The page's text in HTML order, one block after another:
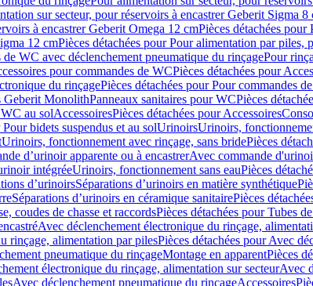
sur secteur, pour réservoirs à encastrer Geberit Sigma 8
à encastrer Geberit Omega 12 cmPièces détachées
12 cmPièces détachées pour Pour alimentation par
de WC avec déclenchement pneumatique du rinçagePour
pour commandes de WCPièces détachées pour
du rinçagePièces détachées pour Pour commandes
Geberit MonolithPanneaux sanitaires pour WCPièces
au solAccessoiresPièces détachées pour Accessoires
bidets suspendus et au solUrinoirsUrinoirs,
Urinoirs, fonctionnement avec rinçage, sans bridePièces
d’urinoir apparente ou à encastrerAvec commande
intégréeUrinoirs, fonctionnement sans eauPièces
d’urinoirsSéparations d’urinoirs en matière synthétique
Séparations d’urinoirs en céramique sanitairePièces
coudes de chasse et raccordsPièces détachées pour Tubes
Avec déclenchement électronique du rinçage,
rinçage, alimentation par pilesPièces détachées pour Avec
pneumatique du rinçageMontage en apparentPièces
électronique du rinçage, alimentation sur secteurAvec
Avec déclenchement pneumatique du rinçageAccessoires